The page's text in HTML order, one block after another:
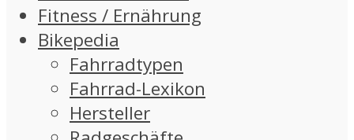
Fitness / Ernährung
Bikepedia
Fahrradtypen
Fahrrad-Lexikon
Hersteller